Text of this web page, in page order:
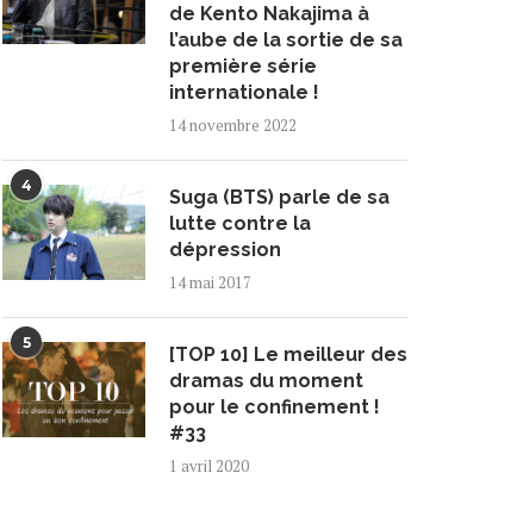
de Kento Nakajima à
l’aube de la sortie de sa
première série
internationale !
14 novembre 2022
4
Suga (BTS) parle de sa
lutte contre la
dépression
14 mai 2017
5
[TOP 10] Le meilleur des
dramas du moment
pour le confinement !
#33
1 avril 2020